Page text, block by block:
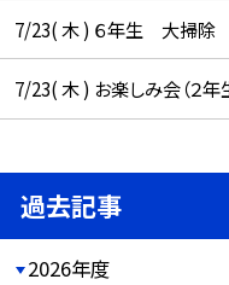
7/23( 木 ) ６年生 大掃除
7/23( 木 ) お楽しみ会（２年
過去記事
2026年度